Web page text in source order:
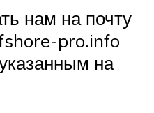
нам на почту
pro.info
на